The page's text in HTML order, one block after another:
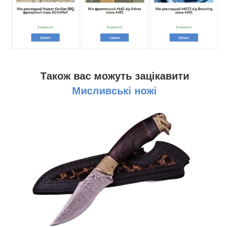
Також вас можуть зацікавити
Мисливські ножі